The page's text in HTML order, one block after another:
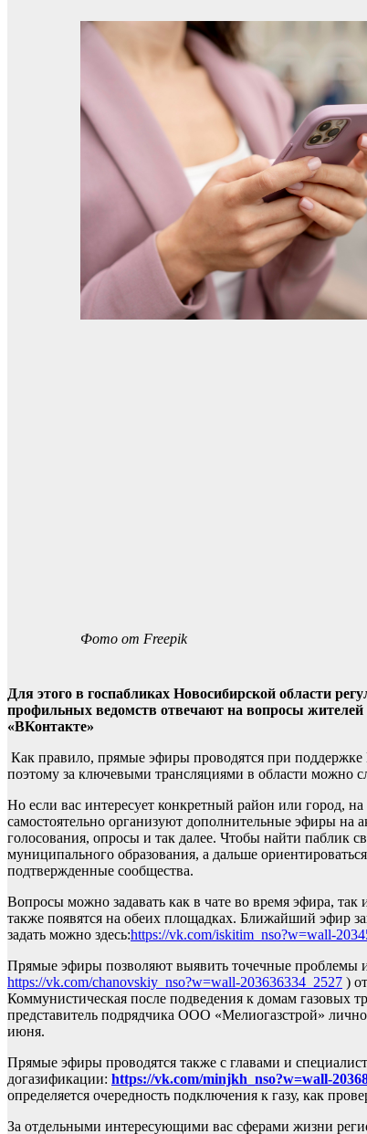
Фото от Freepik
Для этого в госпабликах Новосибирской области
профильных ведомств отвечают на вопросы
«ВКонтакте»
Как правило, прямые эфиры проводятся при
поэтому за ключевыми трансляциями в области можно
Но если вас интересует конкретный район или город,
самостоятельно организуют дополнительные эфиры на
голосования, опросы и так далее. Чтобы найти паблик
муниципального образования, а дальше
подтвержденные сообщества.
Вопросы можно задавать как в чате во время эфира,
также появятся на обеих площадках. Ближайший эфир
задать можно здесь:https://vk.com/iskitim_nso?w=wall-
Прямые эфиры позволяют выявить точечные проблемы
https://vk.com/chanovskiy_nso?w=wall-203636334_2527 )
Коммунистическая после подведения к домам газовых
представитель подрядчика ООО «Мелиогазстрой»
июня.
Прямые эфиры проводятся также с главами и
догазификации: https://vk.com/minjkh_nso?w=wall-
определяется очередность подключения к газу, как
За отдельными интересующими вас сферами жизни